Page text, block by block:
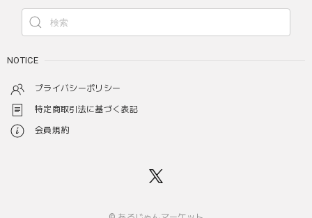
NOTICE
プライバシーポリシー
特定商取引法に基づく表記
会員規約